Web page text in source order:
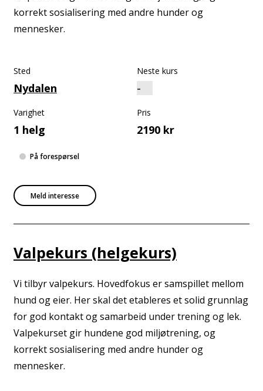
korrekt sosialisering med andre hunder og
mennesker.
Sted
Nydalen
Neste kurs
Varighet
1 helg
Pris
2190 kr
Meld interesse
På forespørsel
Valpekurs (helgekurs)
Vi tilbyr valpekurs. Hovedfokus er samspillet mellom
hund og eier. Her skal det etableres et solid grunnlag
for god kontakt og samarbeid under trening og lek.
Valpekurset gir hundene god miljøtrening, og
korrekt sosialisering med andre hunder og
mennesker.